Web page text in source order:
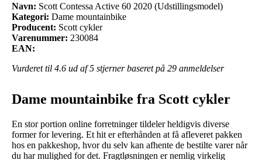
Navn: Scott Contessa Active 60 2020 (Udstillingsmodel)
Kategori: Dame mountainbike
Producent: Scott cykler
Varenummer: 230084
EAN:
Vurderet til 4.6 ud af 5 stjerner baseret på 29 anmeldelser
Dame mountainbike fra Scott cykler
En stor portion online forretninger tildeler heldigvis diverse
former for levering. Et hit er efterhånden at få afleveret pakken
hos en pakkeshop, hvor du selv kan afhente de bestilte varer når
du har mulighed for det. Fragtløsningen er nemlig virkelig